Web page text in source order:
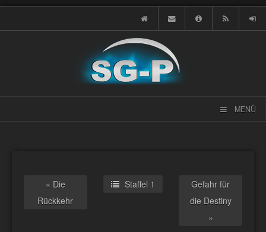
MENÜ
« Die
Rückkehr
Staffel 1
Gefahr für
die Destiny
»